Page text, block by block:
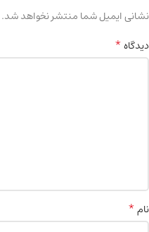
نشانی ایمیل شما منتشر نخواهد شد.
دیدگاه*
نام*